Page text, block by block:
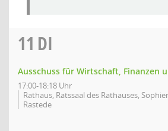
11 DI
Ausschuss für Wirtschaft, Finanzen
17:00-18:18 Uhr
Rathaus, Ratssaal des Rathauses,
Rastede